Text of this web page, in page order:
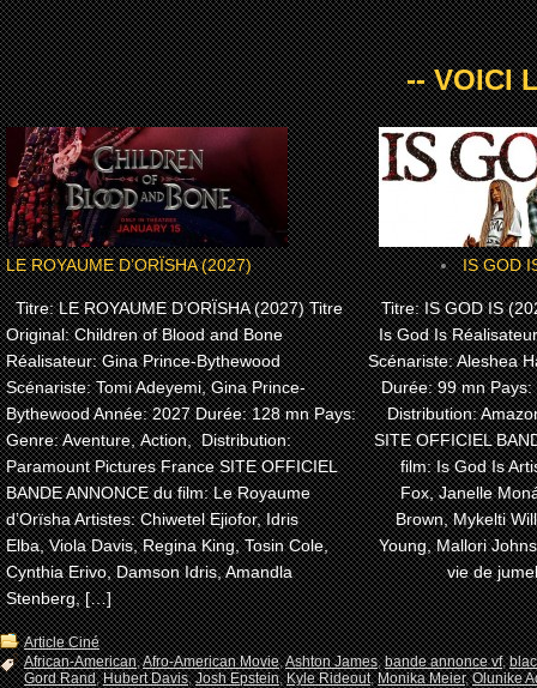
-- VOICI
LE ROYAUME D’ORÏSHA (2027)
Titre: LE ROYAUME D’ORÏSHA (2027) Titre
Original: Children of Blood and Bone
Réalisateur: Gina Prince-Bythewood
Scénariste: Tomi Adeyemi, Gina Prince-
Bythewood Année: 2027 Durée: 128 mn Pays:
Genre: Aventure, Action, Distribution:
Paramount Pictures France SITE OFFICIEL
BANDE ANNONCE du film: Le Royaume
d’Orïsha Artistes: Chiwetel Ejiofor, Idris
Elba, Viola Davis, Regina King, Tosin Cole,
Cynthia Erivo, Damson Idris, Amandla
Stenberg, […]
IS GOD
Titre: IS GOD IS
Is God Is
Scénariste: Aleshea
Durée: 99 mn
Distribution:
SITE OFFICIEL
film: Is God Is
Fox, Janelle
Brown, Mykelti
Young, Mallori
vie de
Article Ciné
African-American,Afro-American Movie,Ashton James,bande annonce vf,
Gord Rand,Hubert Davis,Josh Epstein,Kyle Rideout,Monika Meier,Olunike